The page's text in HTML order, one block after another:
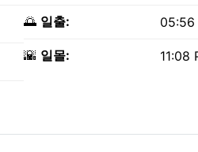
🌅 일출: 05:56
🌇 일몰: 11:08